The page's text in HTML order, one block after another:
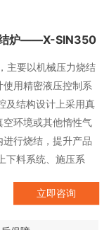
结炉——X-SIN350
主要以机械压力烧结
用精密液压控制系
及结构设计上采用真
环境或其他惰性气
行烧结，提升产品
下料系统、施压系
立即咨询